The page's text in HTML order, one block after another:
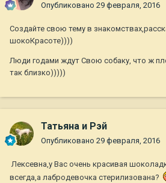
Опубликовано 29 февраля, 2016
Создайте свою тему в
шокоКрасоте))))
Люди годами ждут Свою собаку, что ж
так близко)))))
Татьяна и Рэй
Опубликовано 29 февраля, 2016
Лексевна,у Вас очень красивая
всегда,а лабродевочка стерилизована?